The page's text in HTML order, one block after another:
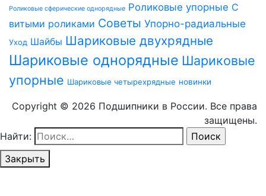
Роликовые сферические однорядные Роликовые упорные С
витыми роликами Советы Упорно-радиальные
Уход Шайбы Шариковые двухрядные
Шариковые однорядные Шариковые
упорные Шариковые четырехрядные новинки
Copyright © 2026 Подшипники в России. Все права
защищены.
Найти:
Закрыть